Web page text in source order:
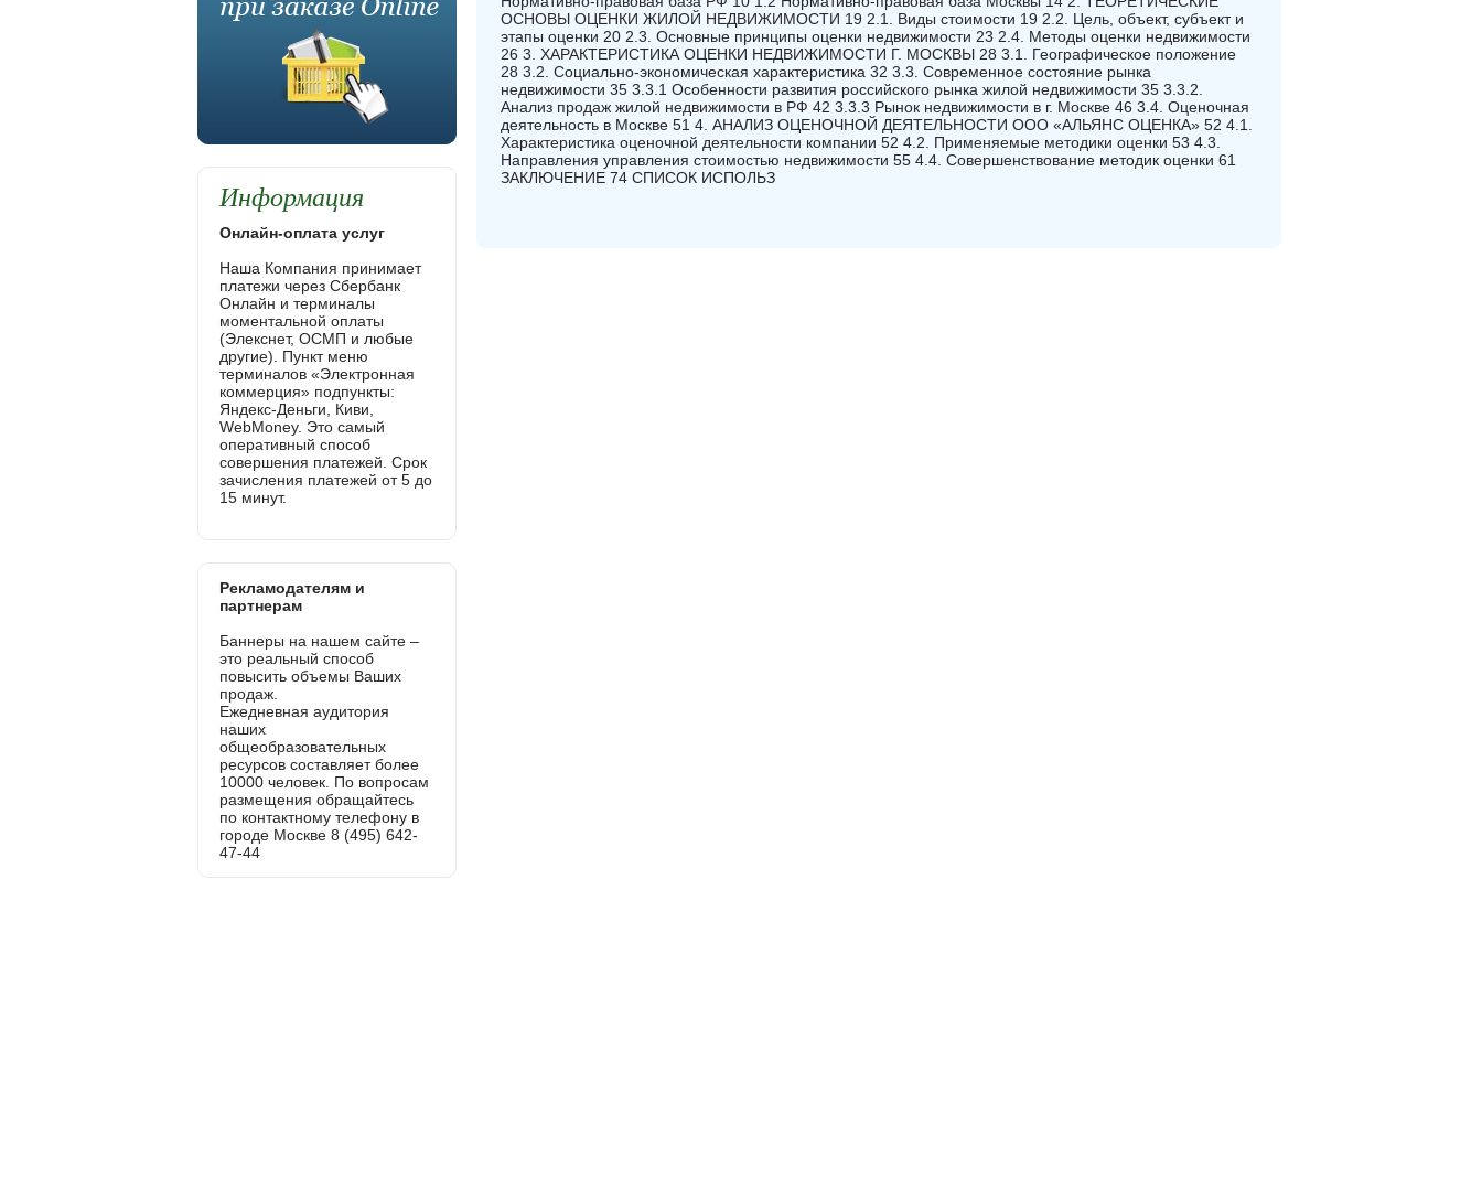
ОСНОВЫ ОЦЕНКИ ЖИЛОЙ НЕДВИЖИМОСТИ 19 2.1. Виды стоимости 19 2.2. Цель, объект, субъект и
этапы оценки 20 2.3. Основные принципы оценки недвижимости 23 2.4. Методы оценки недвижимости
26 3. ХАРАКТЕРИСТИКА ОЦЕНКИ НЕДВИЖИМОСТИ Г. МОСКВЫ 28 3.1. Географическое положение
28 3.2. Социально-экономическая характеристика 32 3.3. Современное состояние рынка
недвижимости 35 3.3.1 Особенности развития российского рынка жилой недвижимости 35 3.3.2.
Анализ продаж жилой недвижимости в РФ 42 3.3.3 Рынок недвижимости в г. Москве 46 3.4. Оценочная
деятельность в Москве 51 4. АНАЛИЗ ОЦЕНОЧНОЙ ДЕЯТЕЛЬНОСТИ ООО «АЛЬЯНС ОЦЕНКА» 52 4.1.
Характеристика оценочной деятельности компании 52 4.2. Применяемые методики оценки 53 4.3.
Направления управления стоимостью недвижимости 55 4.4. Совершенствование методик оценки 61
ЗАКЛЮЧЕНИЕ 74 СПИСОК ИСПОЛЬЗ
Информация
Онлайн-оплата услуг
Наша Компания принимает
платежи через Сбербанк
Онлайн и терминалы
моментальной оплаты
(Элекснет, ОСМП и любые
другие). Пункт меню
терминалов «Электронная
коммерция» подпункты:
Яндекс-Деньги, Киви,
WebMoney. Это самый
оперативный способ
совершения платежей. Срок
зачисления платежей от 5 до
15 минут.
Рекламодателям и
партнерам
Баннеры на нашем сайте –
это реальный способ
повысить объемы Ваших
продаж.
Ежедневная аудитория
наших
общеобразовательных
ресурсов составляет более
10000 человек. По вопросам
размещения обращайтесь
по контактному телефону в
городе Москве 8 (495) 642-
47-44